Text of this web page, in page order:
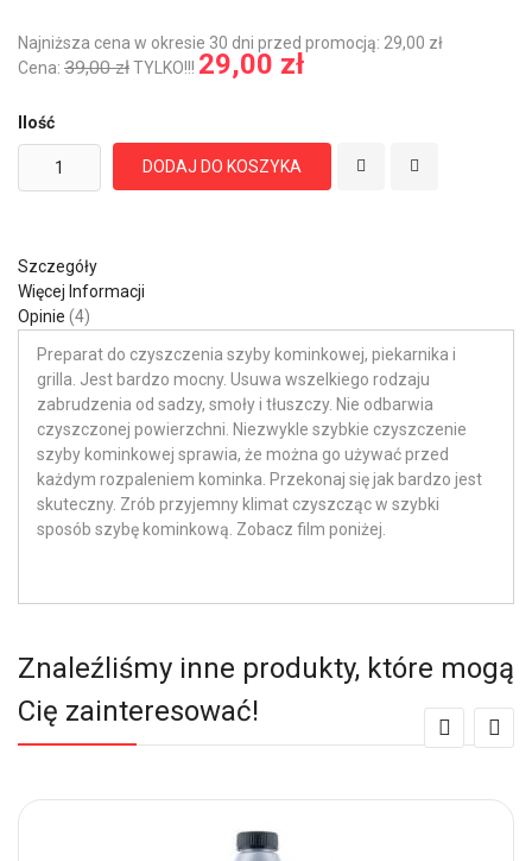
Najniższa cena w okresie 30 dni przed promocją: 29,00 zł
Cena: 39,00 złTYLKO!!! 29,00 zł
Ilość
DODAJ DO KOSZYKA
Szczegóły
Więcej Informacji
Opinie 4
Preparat do czyszczenia szyby kominkowej, piekarnika i
grilla. Jest bardzo mocny. Usuwa wszelkiego rodzaju
zabrudzenia od sadzy, smoły i tłuszczy. Nie odbarwia
czyszczonej powierzchni. Niezwykle szybkie czyszczenie
szyby kominkowej sprawia, że można go używać przed
każdym rozpaleniem kominka. Przekonaj się jak bardzo jest
skuteczny. Zrób przyjemny klimat czyszcząc w szybki
sposób szybę kominkową. Zobacz film poniżej.
Znaleźliśmy inne produkty, które mogą
Cię zainteresować!